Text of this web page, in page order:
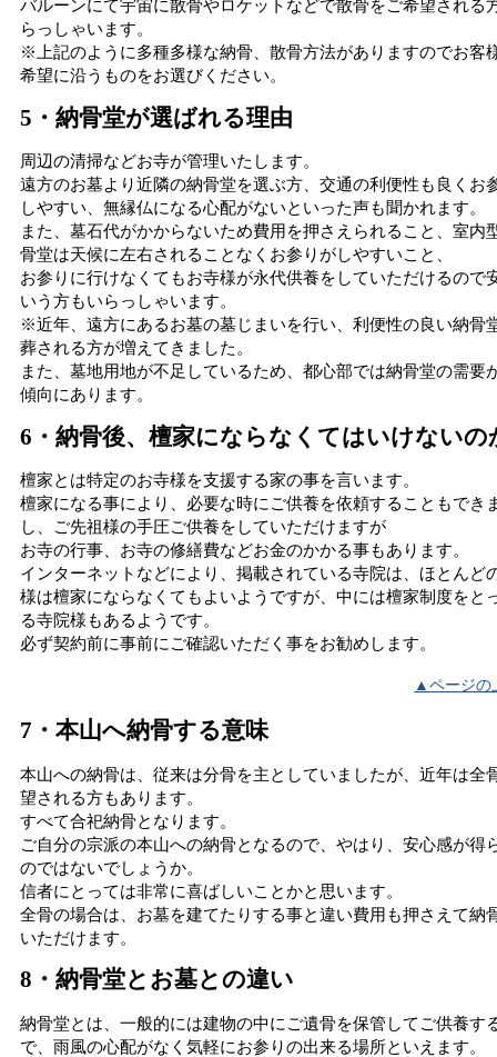
バルーンにて宇宙に散骨やロケットなどで散骨をご希望される
らっしゃいます。
※上記のように多種多様な納骨、散骨方法がありますのでお客
希望に沿うものをお選びください。
5・納骨堂が選ばれる理由
周辺の清掃などお寺が管理いたします。
遠方のお墓より近隣の納骨堂を選ぶ方、交通の利便性も良くお
しやすい、無縁仏になる心配がないといった声も聞かれます。
また、墓石代がかからないため費用を押さえられること、室内
骨堂は天候に左右されることなくお参りがしやすいこと、
お参りに行けなくてもお寺様が永代供養をしていただけるので
いう方もいらっしゃいます。
※近年、遠方にあるお墓の墓じまいを行い、利便性の良い納骨
葬される方が増えてきました。
また、墓地用地が不足しているため、都心部では納骨堂の需要
傾向にあります。
6・納骨後、檀家にならなくてはいけないの
檀家とは特定のお寺様を支援する家の事を言います。
檀家になる事により、必要な時にご供養を依頼することもでき
し、ご先祖様の手圧ご供養をしていただけますが
お寺の行事、お寺の修繕費などお金のかかる事もあります。
インターネットなどにより、掲載されている寺院は、ほとんど
様は檀家にならなくてもよいようですが、中には檀家制度をと
る寺院様もあるようです。
必ず契約前に事前にご確認いただく事をお勧めします。
▲ページの
7・本山へ納骨する意味
本山への納骨は、従来は分骨を主としていましたが、近年は全
望される方もあります。
すべて合祀納骨となります。
ご自分の宗派の本山への納骨となるので、やはり、安心感が得
のではないでしょうか。
信者にとっては非常に喜ばしいことかと思います。
全骨の場合は、お墓を建てたりする事と違い費用も押さえて納
いただけます。
8・納骨堂とお墓との違い
納骨堂とは、一般的には建物の中にご遺骨を保管してご供養す
で、雨風の心配がなく気軽にお参りの出来る場所といえます。